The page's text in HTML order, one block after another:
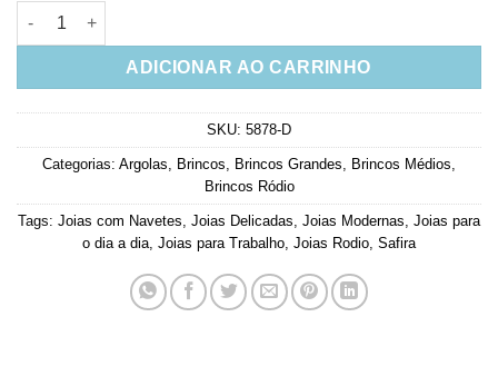
Micro Argola Cravejada De Zirconias Com Corrente Navete
ADICIONAR AO CARRINHO
SKU: 5878-D
Categorias: Argolas Brincos Brincos Grandes Brincos Médios
Brincos Ródio
Tags: Joias com Navetes Joias Delicadas Joias Modernas Joias para
o dia a dia Joias para Trabalho Joias Rodio Safira